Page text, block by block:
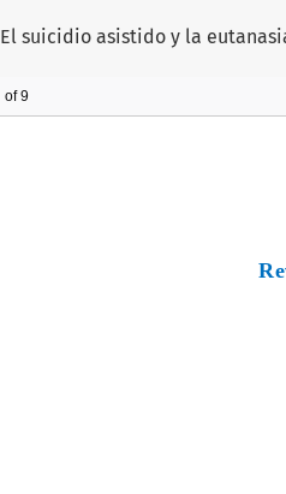
Volver a los detalles del artículo
El suicidio asistido y la